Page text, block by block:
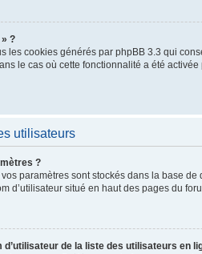
?
les cookies générés par phpBB 3.3 qui
le cas où cette fonctionnalité a été
utilisateurs
?
paramètres sont stockés dans la base
d’utilisateur situé en haut des pages du
de la liste des utilisateurs en